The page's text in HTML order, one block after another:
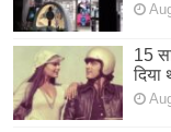
15
दिया